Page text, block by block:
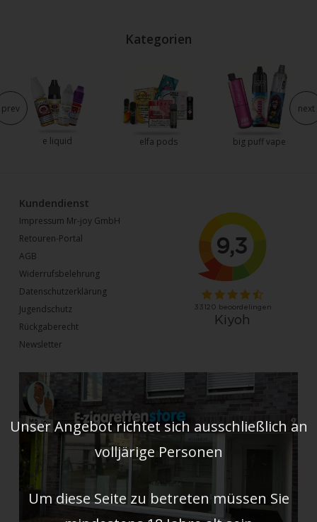
Kategorien
e liquid elfa pods big puff vape
prev next
Kundendienst
Impressum Mr-joy GmbH
Retouren-Portal
AGB
Widerrufsbelehrung
Datenschutzerklärung
Jugendschutz
Rückgaberecht
Newsletter
Unser Angebot richtet sich ausschließlich an
volljärige Personen
Um diese Seite zu betreten müssen Sie